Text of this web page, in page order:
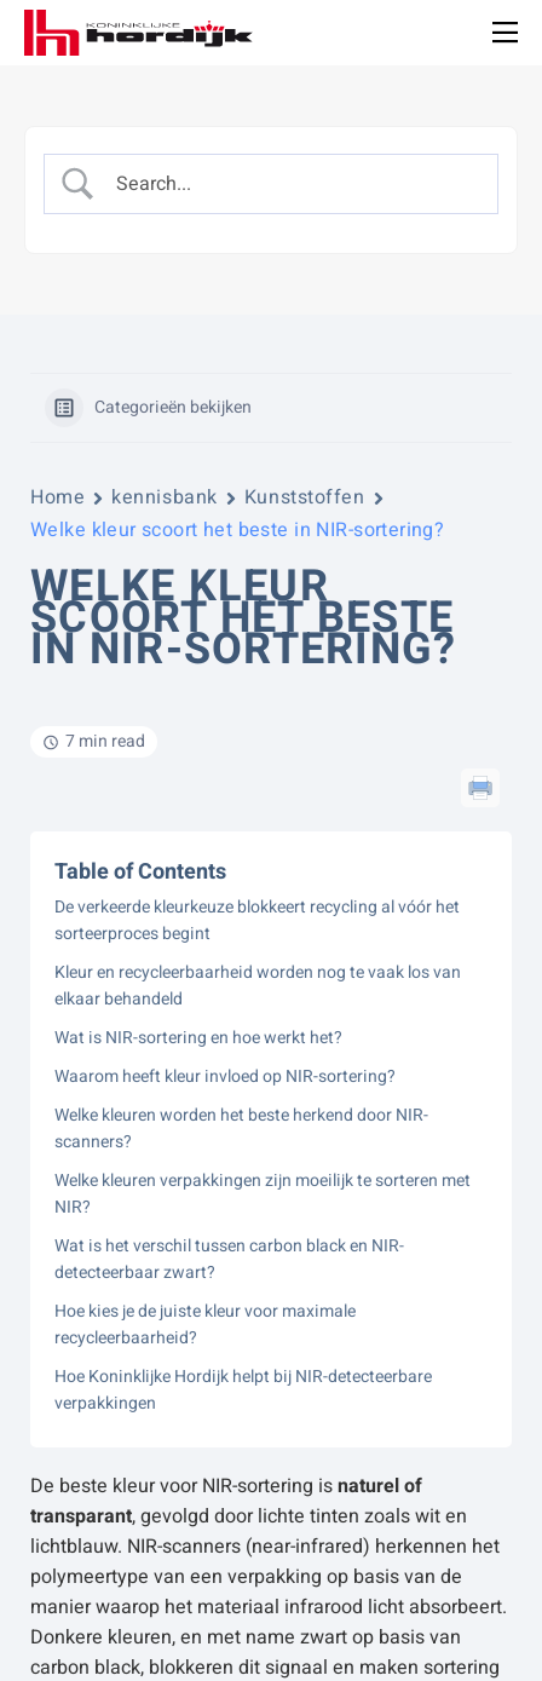
Koninklijke
Hordijk
Categorieën bekijken
Home kennisbank
Kunststoffen
Welke kleur scoort het beste in NIR-sortering?
WELKE KLEUR
SCOORT HET BESTE
IN NIR-SORTERING?
7 min read
Table of Contents
De verkeerde kleurkeuze blokkeert recycling al vóór het
sorteerproces begint
Kleur en recycleerbaarheid worden nog te vaak los van
elkaar behandeld
Wat is NIR-sortering en hoe werkt het?
Waarom heeft kleur invloed op NIR-sortering?
Welke kleuren worden het beste herkend door NIR-
scanners?
Welke kleuren verpakkingen zijn moeilijk te sorteren met
NIR?
Wat is het verschil tussen carbon black en NIR-
detecteerbaar zwart?
Hoe kies je de juiste kleur voor maximale
recycleerbaarheid?
Hoe Koninklijke Hordijk helpt bij NIR-detecteerbare
verpakkingen
De beste kleur voor NIR-sortering isnaturel of
transparant, gevolgd door lichte tinten zoals wit en
lichtblauw. NIR-scanners (near-infrared) herkennen het
polymeertype van een verpakking op basis van de
manier waarop het materiaal infrarood licht absorbeert.
Donkere kleuren, en met name zwart op basis van
carbon black, blokkeren dit signaal en maken sortering